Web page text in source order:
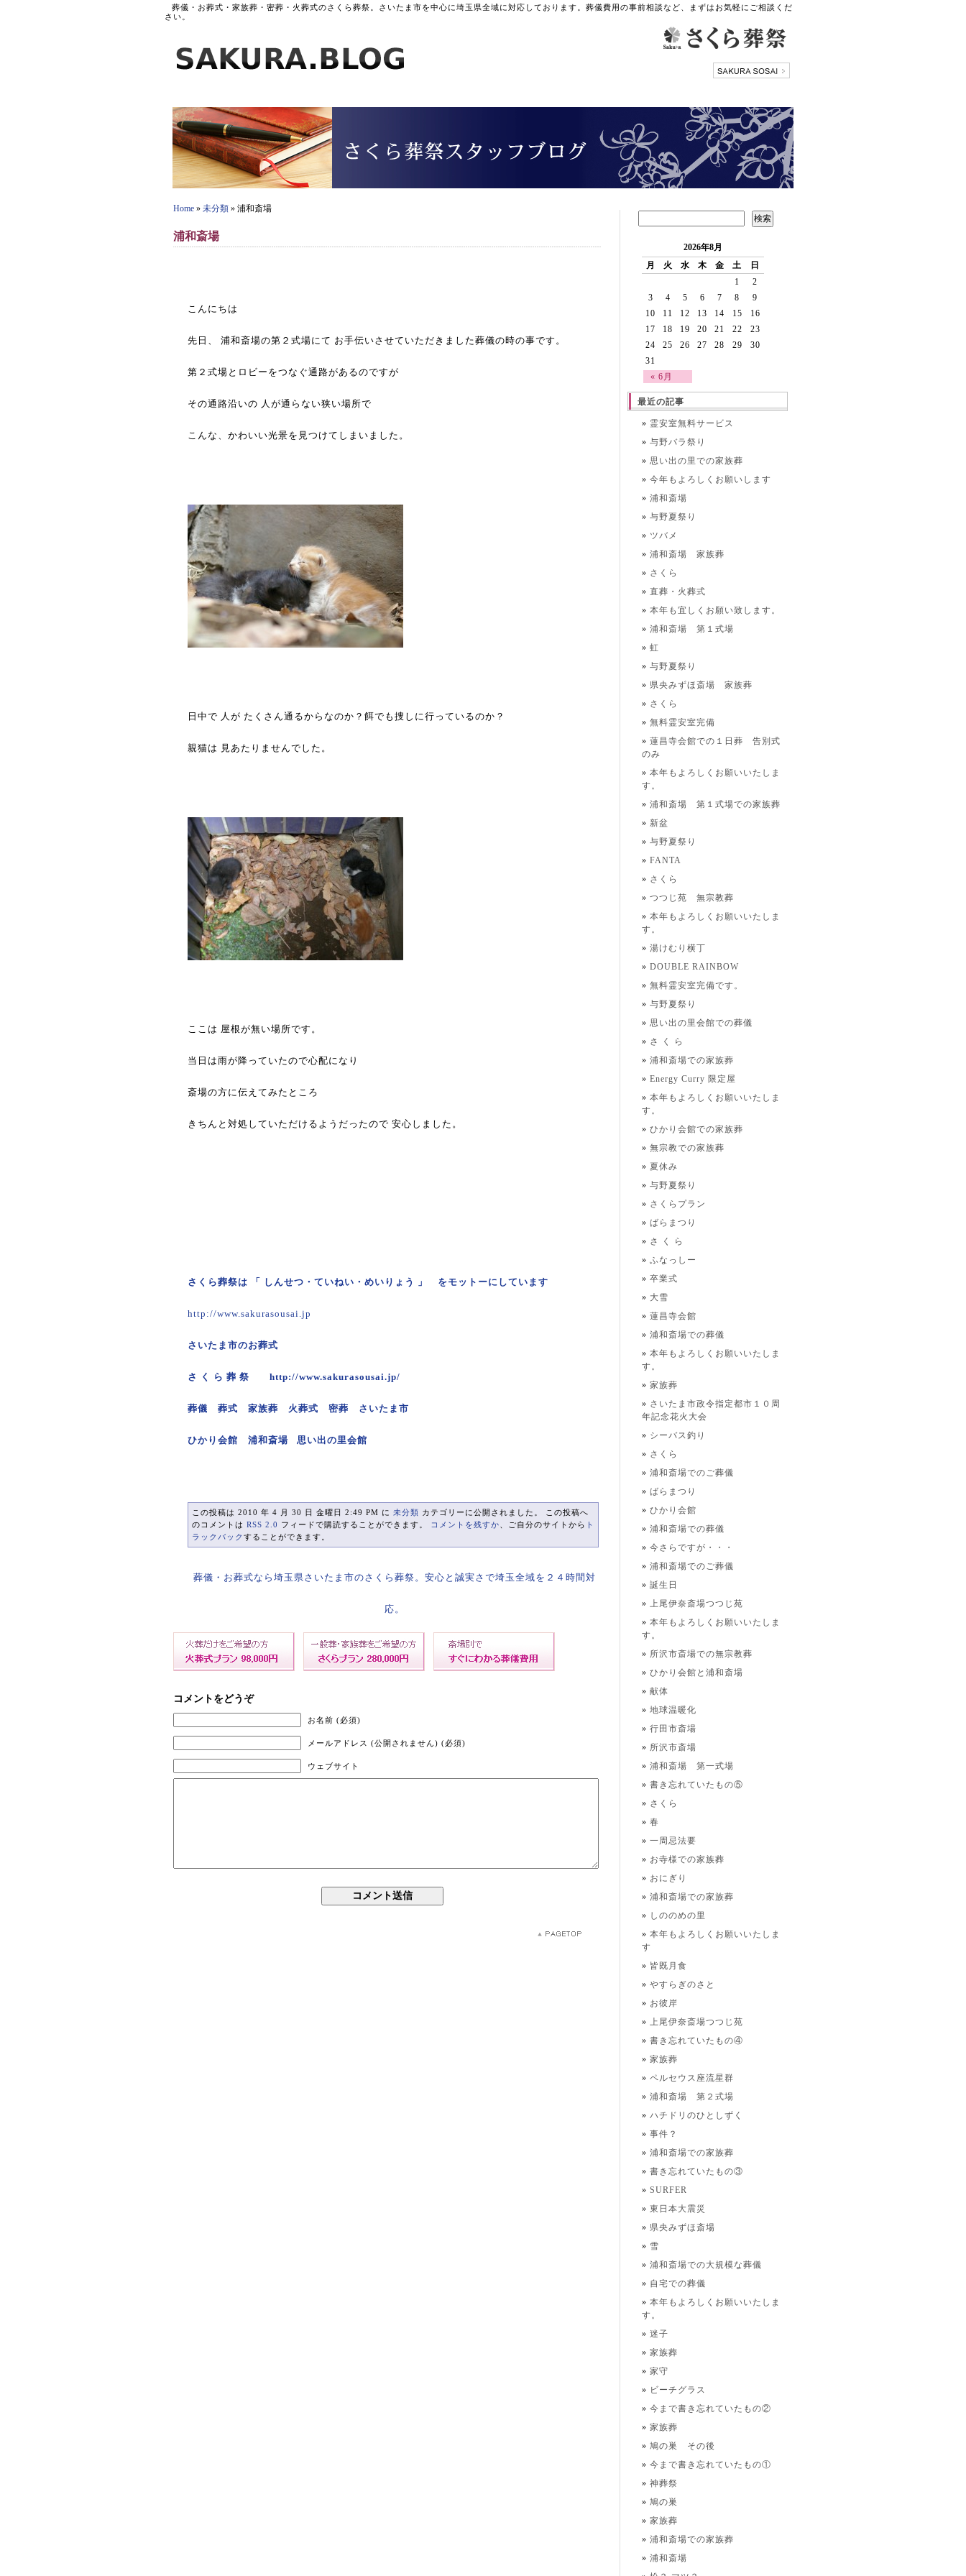
葬儀・お葬式・家族葬・密葬・火葬式のさくら葬祭。さいたま市を中心に埼玉県全域に対応しております。葬儀費用の事前相談など、まずはお気軽にご相談くだ
さい。
Home » 未分類 » 浦和斎場
浦和斎場
こんにちは
先日、 浦和斎場の第２式場にて お手伝いさせていただきました葬儀の時の事です。
第２式場とロビーをつなぐ通路があるのですが
その通路沿いの 人が通らない狭い場所で
こんな、かわいい光景を見つけてしまいました。
日中で 人が たくさん通るからなのか？餌でも捜しに行っているのか？
親猫は 見あたりませんでした。
ここは 屋根が無い場所です。
当日は雨が降っていたので心配になり
斎場の方に伝えてみたところ
きちんと対処していただけるようだったので 安心しました。
さくら葬祭は 「 しんせつ・ていねい・めいりょう 」 をモットーにしています
http://www.sakurasousai.jp
さいたま市のお葬式
さ く ら 葬 祭 http://www.sakurasousai.jp/
葬儀 葬式 家族葬 火葬式 密葬 さいたま市
ひかり会館 浦和斎場 思い出の里会館
この投稿は 2010 年 4 月 30 日 金曜日 2:49 PM に 未分類 カテゴリーに公開されました。 この投稿へ
のコメントは RSS 2.0 フィードで購読することができます。 コメントを残すか 、ご自分のサイトから ト
ラックバック することができます。
葬儀・お葬式なら埼玉県さいたま市のさくら葬祭。安心と誠実さで埼玉全域を２４時間対
応。
コメントをどうぞ
お名前 (必須)
メールアドレス (公開されません) (必須)
ウェブサイト
2026年8月
月
火 水 木 金 土 日
« 6月
1
2
3
4 5 6 7 8
9
10
11 12 13 14 15
16
17
18 19 20 21 22
23
24
25 26 27 28 29
30
31
最近の記事
霊安室無料サービス
与野バラ祭り
思い出の里での家族葬
今年もよろしくお願いします
浦和斎場
与野夏祭り
ツバメ
浦和斎場 家族葬
さくら
直葬・火葬式
本年も宜しくお願い致します。
浦和斎場 第１式場
虹
与野夏祭り
県央みずほ斎場 家族葬
さくら
無料霊安室完備
蓮昌寺会館での１日葬 告別式
のみ
本年もよろしくお願いいたしま
す。
浦和斎場 第１式場での家族葬
新盆
与野夏祭り
FANTA
さくら
つつじ苑 無宗教葬
本年もよろしくお願いいたしま
す。
湯けむり横丁
DOUBLE RAINBOW
無料霊安室完備です。
与野夏祭り
思い出の里会館での葬儀
さ く ら
浦和斎場での家族葬
Energy Curry 限定屋
本年もよろしくお願いいたしま
す。
ひかり会館での家族葬
無宗教での家族葬
夏休み
与野夏祭り
さくらプラン
ばらまつり
さ く ら
ふなっしー
卒業式
大雪
蓮昌寺会館
浦和斎場での葬儀
本年もよろしくお願いいたしま
す。
家族葬
さいたま市政令指定都市１０周
年記念花火大会
シーバス釣り
さくら
浦和斎場でのご葬儀
ばらまつり
ひかり会館
浦和斎場での葬儀
今さらですが・・・
浦和斎場でのご葬儀
誕生日
上尾伊奈斎場つつじ苑
本年もよろしくお願いいたしま
す。
所沢市斎場での無宗教葬
ひかり会館と浦和斎場
献体
地球温暖化
行田市斎場
所沢市斎場
浦和斎場 第一式場
書き忘れていたもの⑤
さくら
春
一周忌法要
お寺様での家族葬
おにぎり
浦和斎場での家族葬
しののめの里
本年もよろしくお願いいたしま
す
皆既月食
やすらぎのさと
お彼岸
上尾伊奈斎場つつじ苑
書き忘れていたもの④
家族葬
ペルセウス座流星群
浦和斎場 第２式場
ハチドリのひとしずく
事件？
浦和斎場での家族葬
書き忘れていたもの③
SURFER
東日本大震災
県央みずほ斎場
雪
浦和斎場での大規模な葬儀
自宅での葬儀
本年もよろしくお願いいたしま
す。
迷子
家族葬
家守
ビーチグラス
今まで書き忘れていたもの②
家族葬
鳩の巣 その後
今まで書き忘れていたもの①
神葬祭
鳩の巣
家族葬
浦和斎場での家族葬
浦和斎場